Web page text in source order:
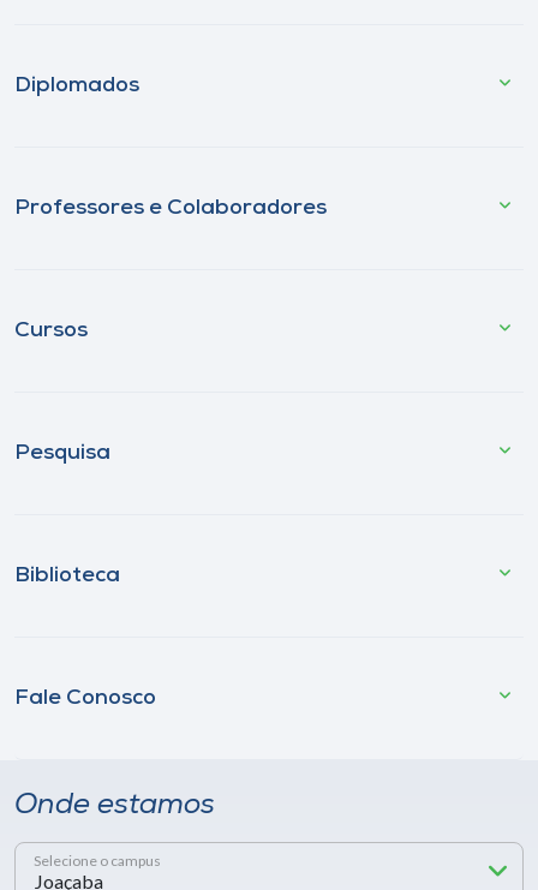
Diplomados
Professores e Colaboradores
Cursos
Pesquisa
Biblioteca
Fale Conosco
Onde estamos
Selecione o campus